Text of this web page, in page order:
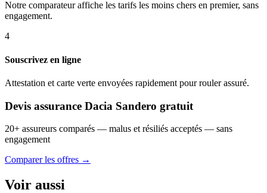
Notre comparateur affiche les tarifs les moins chers en premier, sans
engagement.
4
Souscrivez en ligne
Attestation et carte verte envoyées rapidement pour rouler assuré.
Devis assurance Dacia Sandero gratuit
20+ assureurs comparés — malus et résiliés acceptés — sans
engagement
Comparer les offres →
Voir aussi